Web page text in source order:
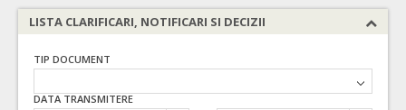
LISTA CLARIFICARI, NOTIFICARI SI DECIZII
TIP DOCUMENT
DATA TRANSMITERE